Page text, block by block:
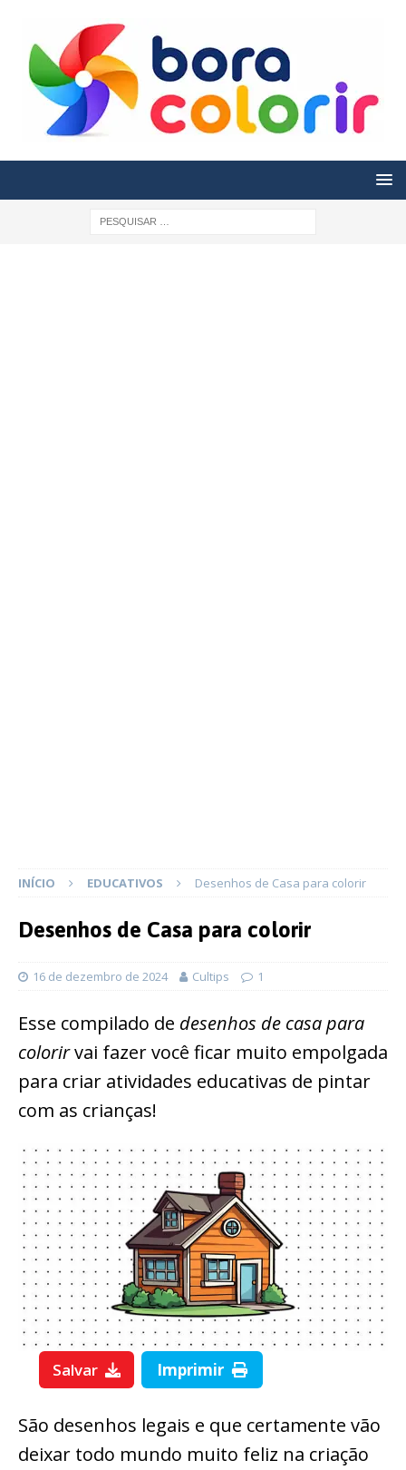
INÍCIO EDUCATIVOS Desenhos de Casa para colorir
Desenhos de Casa para colorir
16 de dezembro de 2024 Cultips 1
Esse compilado de desenhos de casa para
colorirvai fazer você ficar muito empolgada
para criar atividades educativas de pintar
com as crianças!
Salvar Imprimir
São desenhos legais e que certamente vão
deixar todo mundo muito feliz na criação